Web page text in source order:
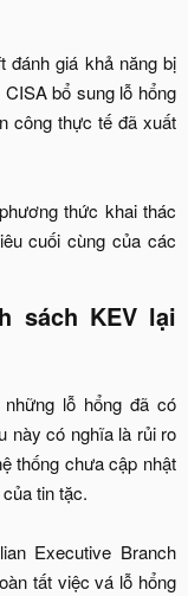
đánh giá khả năng bị
bổ sung lỗ hổng
công thực tế đã xuất
thức khai thác
cuối cùng của các
sách KEV lại
lỗ hổng đã có
này có nghĩa là rủi ro
thống chưa cập nhật
tin tặc.
Executive Branch
tất việc vá lỗ hổng